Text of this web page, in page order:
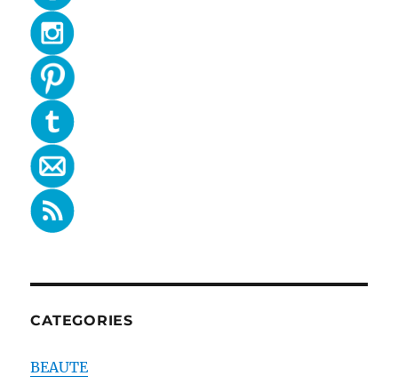
CATEGORIES
BEAUTE